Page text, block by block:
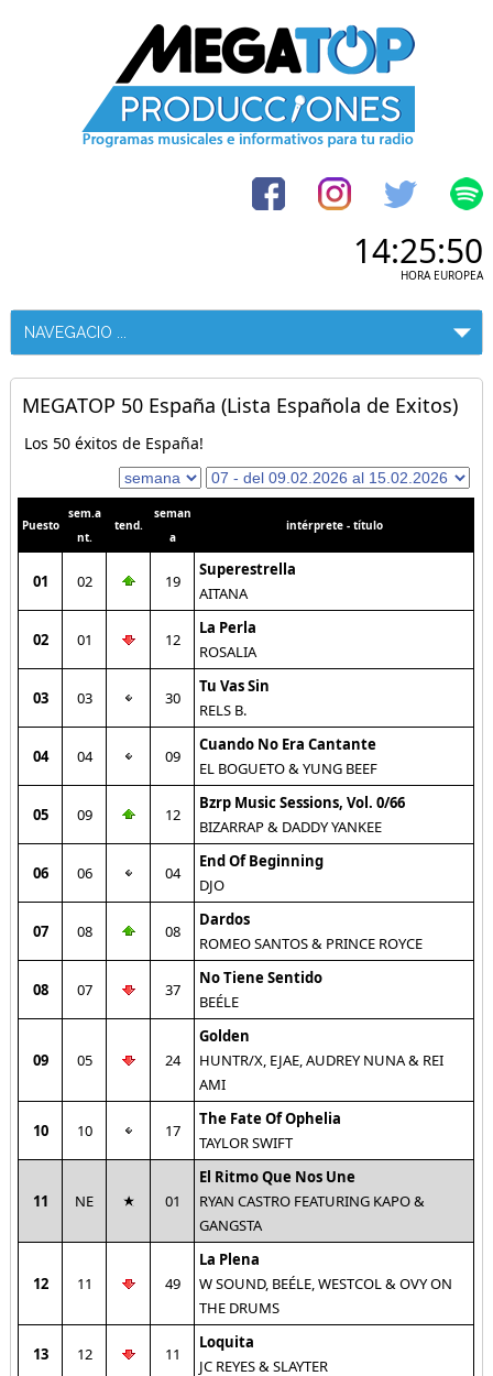
14:25:51
HORA EUROPEA
MEGATOP 50 España (Lista Española de Exitos)
Los 50 éxitos de España!
Puesto
sem.a
nt.
tend.
seman
a
intérprete - título
01 02 19
Superestrella
AITANA
02 01 12
La Perla
ROSALIA
03 03 30
Tu Vas Sin
RELS B.
04 04 09
Cuando No Era Cantante
EL BOGUETO & YUNG BEEF
05 09 12
Bzrp Music Sessions, Vol. 0/66
BIZARRAP & DADDY YANKEE
06 06 04
End Of Beginning
DJO
07 08 08
Dardos
ROMEO SANTOS & PRINCE ROYCE
08 07 37
No Tiene Sentido
BEÉLE
09 05 24
Golden
HUNTR/X, EJAE, AUDREY NUNA & REI
AMI
10 10 17
The Fate Of Ophelia
TAYLOR SWIFT
11 NE 01
El Ritmo Que Nos Une
RYAN CASTRO FEATURING KAPO &
GANGSTA
12 11 49
La Plena
W SOUND, BEÉLE, WESTCOL & OVY ON
THE DRUMS
13 12 11
Loquita
JC REYES & SLAYTER